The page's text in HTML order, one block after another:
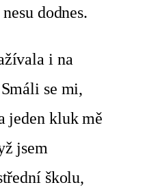
dodnes.
i na
se mi,
jeden kluk mě
jsem
školu,